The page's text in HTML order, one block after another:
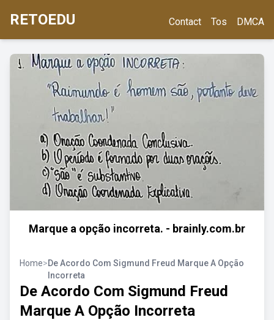
RETOEDU Contact Tos DMCA
Marque a opção incorreta. - brainly.com.br
Home>De Acordo Com Sigmund Freud Marque A Opção
Incorreta
De Acordo Com Sigmund Freud
Marque A Opção Incorreta